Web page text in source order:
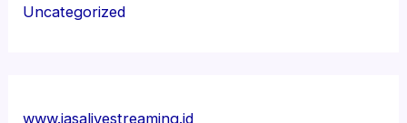
Uncategorized
www.jasalivestreaming.id